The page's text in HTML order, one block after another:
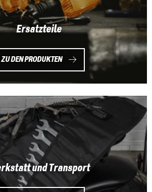
Ersatzteile
ZU DEN PRODUKTEN
und Transport